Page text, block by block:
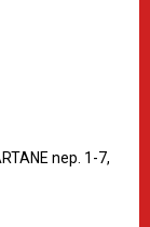
nep. 1-7,